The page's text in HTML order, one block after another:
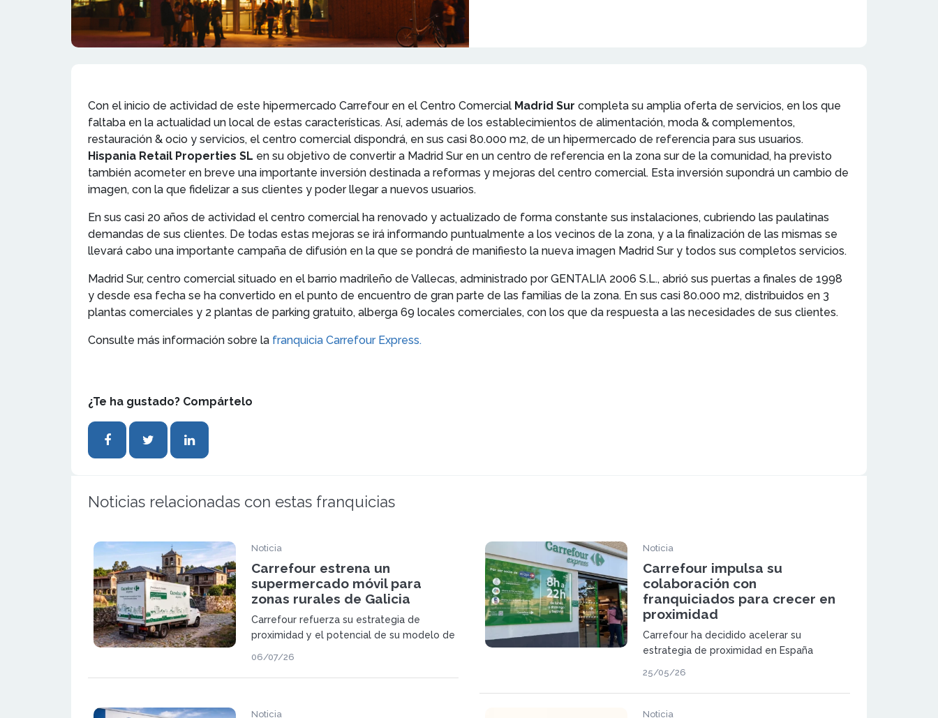
Con el inicio de actividad de este hipermercado Carrefour en el Centro Comercial Madrid Sur completa su amplia oferta de servicios, en los que
faltaba en la actualidad un local de estas características. Así, además de los establecimientos de alimentación, moda & complementos,
restauración & ocio y servicios, el centro comercial dispondrá, en sus casi 80.000 m2, de un hipermercado de referencia para sus usuarios.
Hispania Retail Properties SL en su objetivo de convertir a Madrid Sur en un centro de referencia en la zona sur de la comunidad, ha previsto
también acometer en breve una importante inversión destinada a reformas y mejoras del centro comercial. Esta inversión supondrá un cambio de
imagen, con la que fidelizar a sus clientes y poder llegar a nuevos usuarios.
En sus casi 20 años de actividad el centro comercial ha renovado y actualizado de forma constante sus instalaciones, cubriendo las paulatinas
demandas de sus clientes. De todas estas mejoras se irá informando puntualmente a los vecinos de la zona, y a la finalización de las mismas se
llevará cabo una importante campaña de difusión en la que se pondrá de manifiesto la nueva imagen Madrid Sur y todos sus completos servicios.
Madrid Sur, centro comercial situado en el barrio madrileño de Vallecas, administrado por GENTALIA 2006 S.L., abrió sus puertas a finales de 1998
y desde esa fecha se ha convertido en el punto de encuentro de gran parte de las familias de la zona. En sus casi 80.000 m2, distribuidos en 3
plantas comerciales y 2 plantas de parking gratuito, alberga 69 locales comerciales, con los que da respuesta a las necesidades de sus clientes.
Consulte más información sobre la franquicia Carrefour Express.
¿Te ha gustado? Compártelo
Noticias relacionadas con estas franquicias
Noticia
Carrefour estrena un
supermercado móvil para
zonas rurales de Galicia
Carrefour refuerza su estrategia de
proximidad y el potencial de su modelo de
supermercado móvil Carrefour Express en
Galicia. Este formato abastece a
06/07/26
Noticia
Carrefour impulsa su
colaboración con
franquiciados para crecer en
proximidad
Carrefour ha decidido acelerar su
estrategia de proximidad en España
en su estructura comercial: la franquicia. La
compañía continúa ampliando su red de
Carrefour Express.
25/05/26
Noticia Noticia